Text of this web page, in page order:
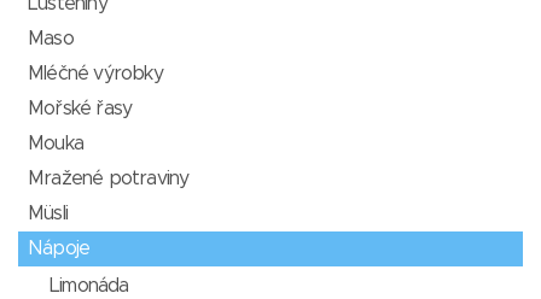
Luštěniny
Maso
Mléčné výrobky
Mořské řasy
Mouka
Mražené potraviny
Müsli
Nápoje
Limonáda